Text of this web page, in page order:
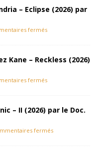
– Eclipse (2026) par
fermés
Kane – Reckless (2026)
fermés
– II (2026) par le Doc.
fermés